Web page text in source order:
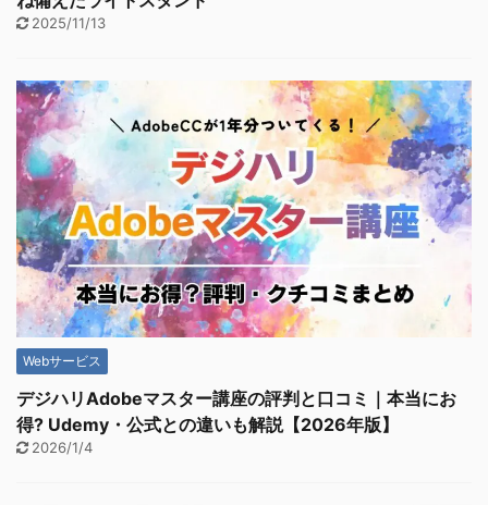
2025/11/13
Webサービス
デジハリAdobeマスター講座の評判と口コミ｜本当にお
得? Udemy・公式との違いも解説【2026年版】
2026/1/4